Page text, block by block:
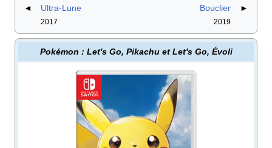
◄
Ultra-Lune
2017
Bouclier
2019
►
Pokémon : Let's Go, Pikachu et Let's Go, Évoli